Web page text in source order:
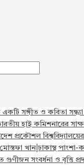
একটি সঙ্গীত ও কবিতা
হাই কমিশনারের
প্রকৌশল
খান |ঢাকাস্থ
সংবর্ধনা ও বৃত্তি